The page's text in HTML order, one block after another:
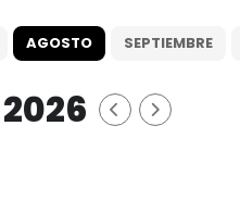
AGOSTO SEPTIEMBRE